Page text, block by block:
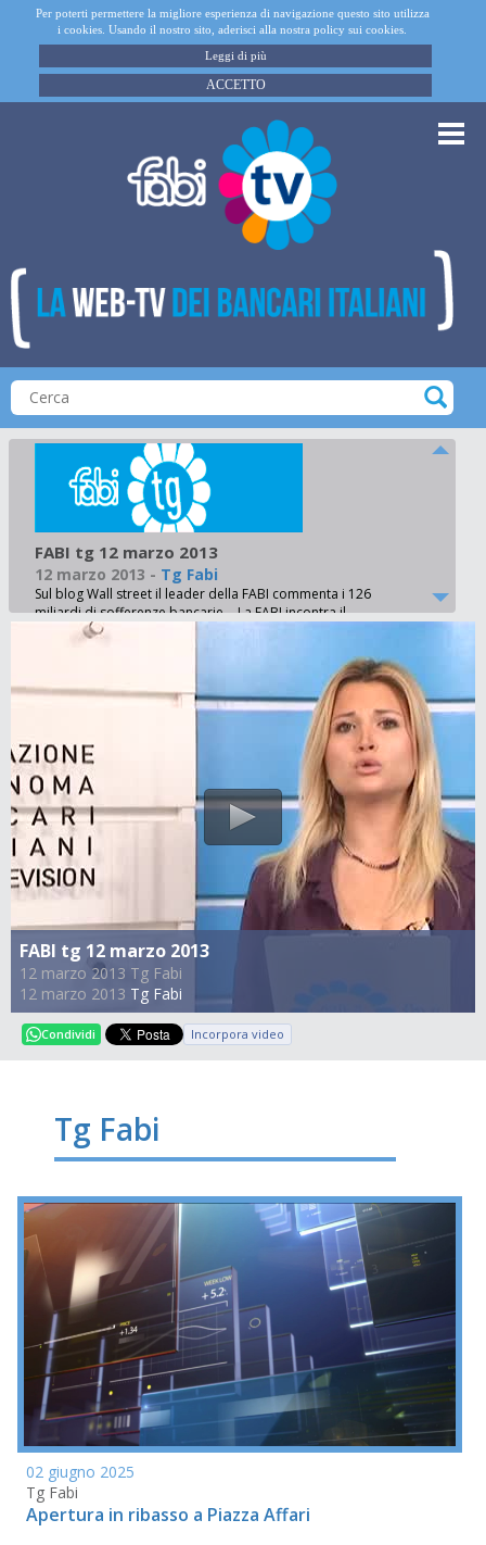
Per poterti permettere la migliore esperienza di navigazione questo sito utilizza
i cookies. Usando il nostro sito, aderisci alla nostra policy sui cookies.
Leggi di più
ACCETTO
FABI tg 12 marzo 2013
12 marzo 2013 Tg Fabi
12 marzo 2013 Tg Fabi
FABI tg 12 marzo 2013
12 marzo 2013 - Tg Fabi
Sul blog Wall street il leader della FABI commenta i 126
miliardi di sofferenze bancarie - La FABI incontra il
presidente dell’Inps e chiede misure urgenti per i bancari
FABI: vogliamo garanzie per i 112 dipendenti coinvolti - I
lavoratori Bcc approvano con il 98% dei voti il nuovo
contratto nazionale - Dietrofront di Veneto banca: i
lavoratori riconquistano gli istituti del contratto integrativo
aziendale fino al 2013 - Fusione Antonveneta ed Mps.
Nessun esubero, ma prevista mobilità. La FABI: no a
posizioni intransigenti - Duemila giovani assunti in banca a
tempo indeterminato nel prossimo triennio grazie agli
accordi firmati dalla FABI - Alla maratona solidale che parte
dal Colosseo anche quattro ragazzi tornati a correre grazie
a Prosolidar, ente che gestisce la solidarietà nel settore del
credito
Condividi Incorpora video
Tg Fabi
02 giugno 2025
Tg Fabi
Apertura in ribasso a Piazza Affari